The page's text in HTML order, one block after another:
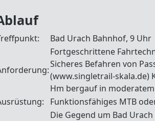
Bad Urach Bahnhof, 9 Uhr
Fortgeschrittene
Sicheres Befahren von
(www.singletrail-skala.de)
Hm bergauf in
Funktionsfähiges MTB
Die Gegend um Bad